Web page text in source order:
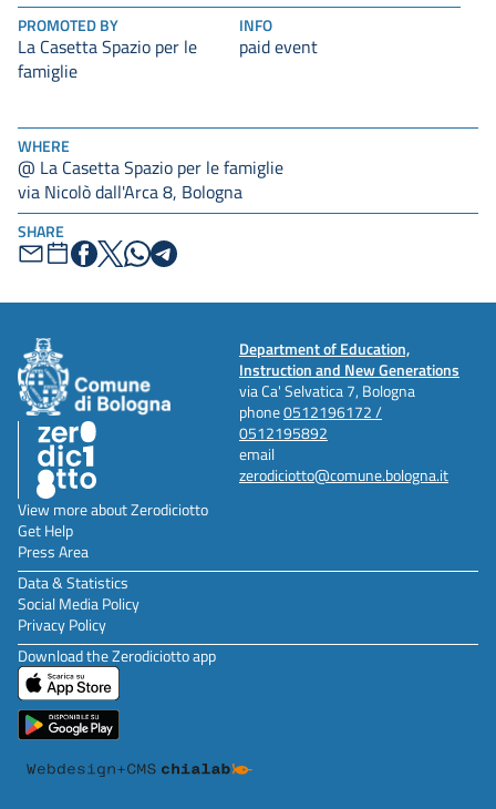
WHERE
@ La Casetta Spazio per le famiglie
via Nicolò dall'Arca 8, Bologna
SHARE
PROMOTED BY
La Casetta Spazio per le
famiglie
INFO
paid event
Department of Education,
Instruction and New Generations
via Ca' Selvatica 7, Bologna
phone0512196172 /
0512195892
email
zerodiciotto@comune.bologna.it
View more about Zerodiciotto
Get Help
Press Area
Data & Statistics
Social Media Policy
Privacy Policy
Download the Zerodiciotto app